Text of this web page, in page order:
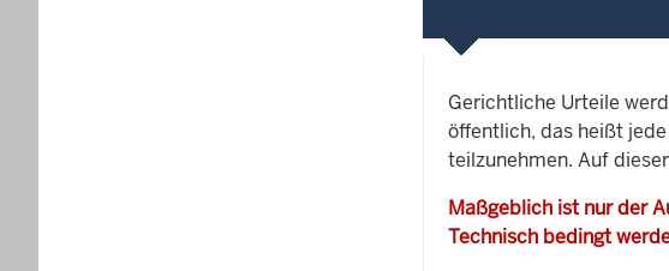
Gerichtliche Urteile
öffentlich, das heißt
teilzunehmen. Auf
Maßgeblich ist nur der
Technisch bedingt